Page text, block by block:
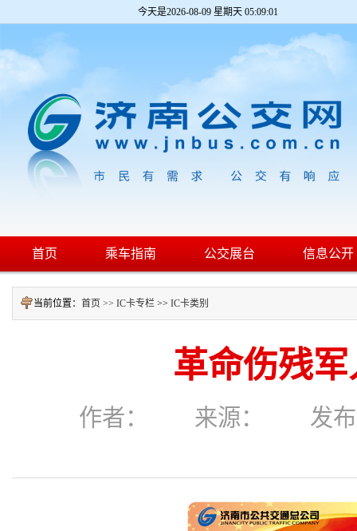
今天是2026-08-09 星期天 05:09:02
首页 乘车指南 公交展台 信息公开
当前位置： 首页 >> IC卡专栏 >> IC卡类别
革命伤残
作者： 来源： 发布时